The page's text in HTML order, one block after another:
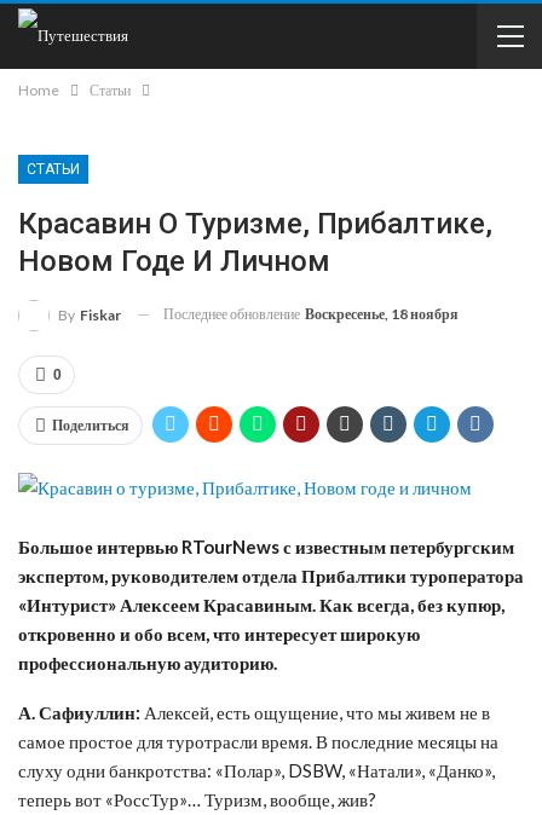
Home Статьи
СТАТЬИ
Красавин О Туризме, Прибалтике,
Новом Годе И Личном
By Fiskar Последнее обновление Воскресенье, 18 ноября
0
Поделиться
Большое интервью RTourNews с известным петербургским
экспертом, руководителем отдела Прибалтики туроператора
«Интурист» Алексеем Красавиным. Как всегда, без купюр,
откровенно и обо всем, что интересует широкую
профессиональную аудиторию.
А. Сафиуллин: Алексей, есть ощущение, что мы живем не в
самое простое для туротрасли время. В последние месяцы на
слуху одни банкротства: «Полар», DSBW, «Натали», «Данко»,
теперь вот «РоссТур»… Туризм, вообще, жив?